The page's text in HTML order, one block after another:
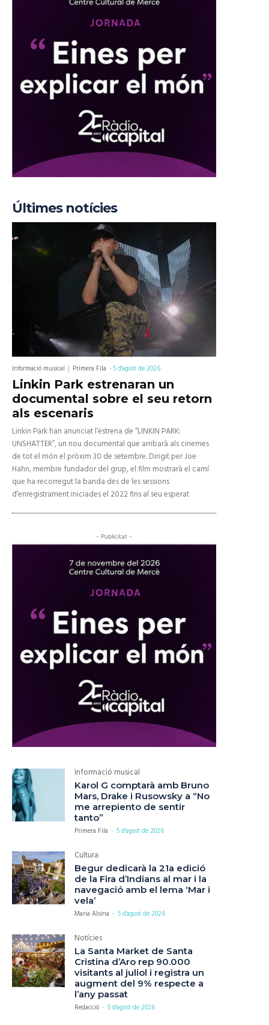
Últimes notícies
Informació musical Primera Fila -5 d'agost de 2026
Linkin Park estrenaran un
documental sobre el seu retorn
als escenaris
Linkin Park han anunciat l’estrena de “LINKIN PARK:
UNSHATTER”, un nou documental que arribarà als cinemes
de tot el món el pròxim 30 de setembre. Dirigit per Joe
Hahn, membre fundador del grup, el film mostrarà el camí
que ha recorregut la banda des de les sessions
d’enregistrament iniciades el 2022 fins al seu esperat
- Publicitat -
Informació musical
Karol G comptarà amb Bruno
Mars, Drake i Rusowsky a “No
me arrepiento de sentir
tanto”
Primera Fila - 5 d'agost de 2026
Cultura
Begur dedicarà la 21a edició
de la Fira d’Indians al mar i la
navegació amb el lema ‘Mar i
vela’
Maria Alsina - 5 d'agost de 2026
Notícies
La Santa Market de Santa
Cristina d’Aro rep 90.000
visitants al juliol i registra un
augment del 9% respecte a
l’any passat
Redacció - 5 d'agost de 2026